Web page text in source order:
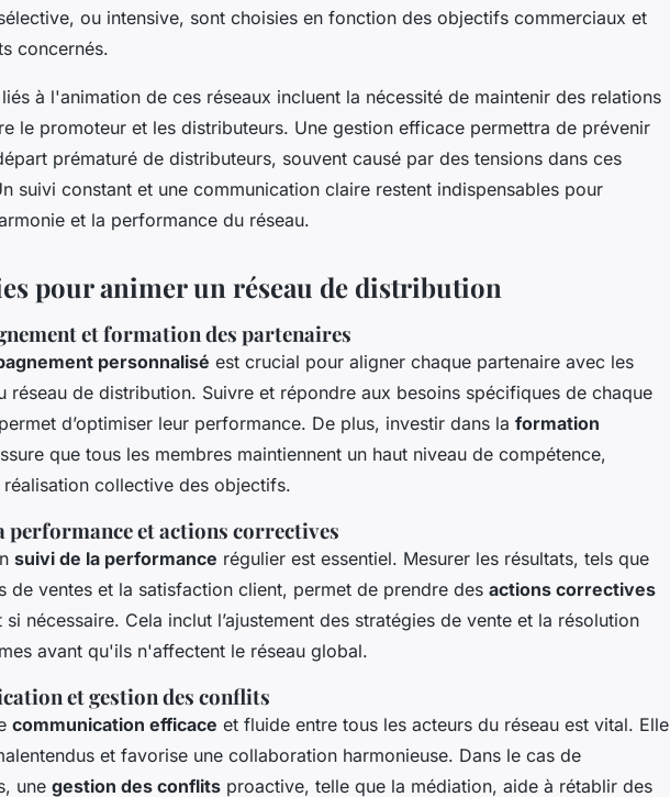
ou intensive, sont choisies en fonction des objectifs commerciaux et
concernés.
à l'animation de ces réseaux incluent la nécessité de maintenir des relations
le promoteur et les distributeurs. Une gestion efficace permettra de prévenir
prématuré de distributeurs, souvent causé par des tensions dans ces
suivi constant et une communication claire restent indispensables pour
et la performance du réseau.
pour animer un réseau de distribution
et formation des partenaires
personnalisé est crucial pour aligner chaque partenaire avec les
réseau de distribution. Suivre et répondre aux besoins spécifiques de chaque
d’optimiser leur performance. De plus, investir dans la formation
que tous les membres maintiennent un haut niveau de compétence,
collective des objectifs.
performance et actions correctives
suivi de la performance régulier est essentiel. Mesurer les résultats, tels que
de ventes et la satisfaction client, permet de prendre des actions correctives
si nécessaire. Cela inclut l’ajustement des stratégies de vente et la résolution
avant qu'ils n'affectent le réseau global.
et gestion des conflits
communication efficace et fluide entre tous les acteurs du réseau est vital. Elle
et favorise une collaboration harmonieuse. Dans le cas de
une gestion des conflits proactive, telle que la médiation, aide à rétablir des